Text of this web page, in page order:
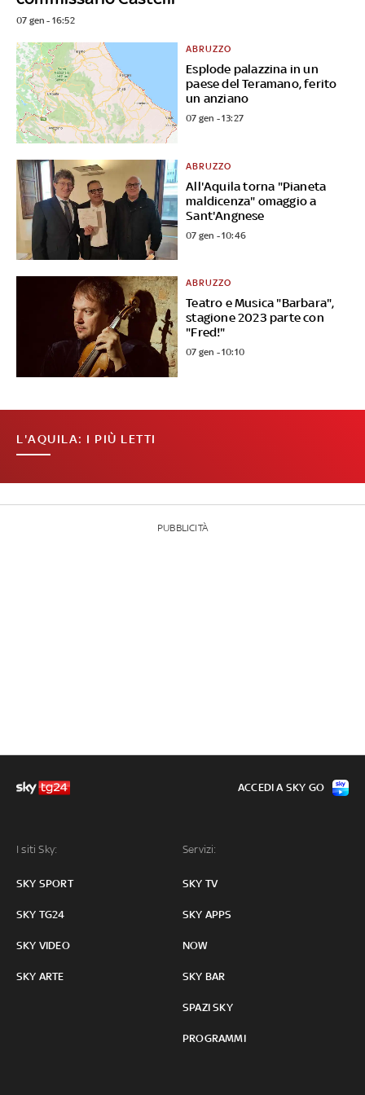
07 gen - 16:52
Esplode palazzina in un
paese del Teramano, ferito
un anziano
ABRUZZO
07 gen - 13:27
All'Aquila torna "Pianeta
maldicenza" omaggio a
Sant'Angnese
ABRUZZO
07 gen - 10:46
Teatro e Musica "Barbara",
stagione 2023 parte con
"Fred!"
ABRUZZO
07 gen - 10:10
L'AQUILA: I PIÙ LETTI
PUBBLICITÀ
I siti Sky:
SKY SPORT
SKY TG24
SKY VIDEO
SKY ARTE
Servizi:
SKY TV
SKY APPS
NOW
SKY BAR
SPAZI SKY
PROGRAMMI
ACCEDI A SKY GO